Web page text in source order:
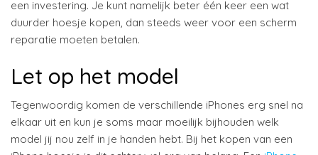
een investering. Je kunt namelijk beter één keer een wat
duurder hoesje kopen, dan steeds weer voor een scherm
reparatie moeten betalen.
Let op het model
Tegenwoordig komen de verschillende iPhones erg snel na
elkaar uit en kun je soms maar moeilijk bijhouden welk
model jij nou zelf in je handen hebt. Bij het kopen van een